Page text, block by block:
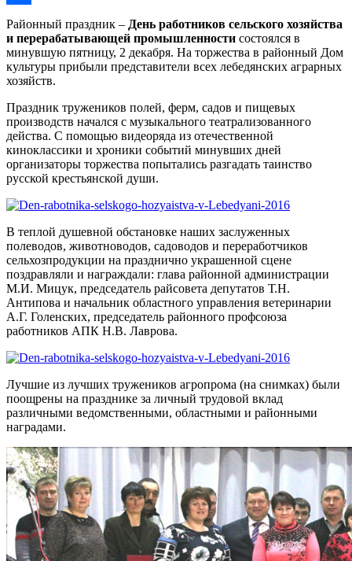
Отправить
Районный праздник – День работников сельского хозяйства
и перерабатывающей промышленности состоялся в
минувшую пятницу, 2 декабря. На торжества в районный Дом
культуры прибыли представители всех лебедянских аграрных
хозяйств.
Праздник тружеников полей, ферм, садов и пищевых
производств начался с музыкального театрализованного
действа. С помощью видеоряда из отечественной
киноклассики и хроники событий минувших дней
организаторы торжества попытались разгадать таинство
русской крестьянской души.
В теплой душевной обстановке наших заслуженных
полеводов, животноводов, садоводов и переработчиков
сельхозпродукции на празднично украшенной сцене
поздравляли и награждали: глава районной администрации
М.И. Мицук, председатель райсовета депутатов Т.Н.
Антипова и начальник областного управления ветеринарии
А.Г. Голенских, председатель районного профсоюза
работников АПК Н.В. Лаврова.
Лучшие из лучших тружеников агропрома (на снимках) были
поощрены на празднике за личный трудовой вклад
различными ведомственными, областными и районными
наградами.